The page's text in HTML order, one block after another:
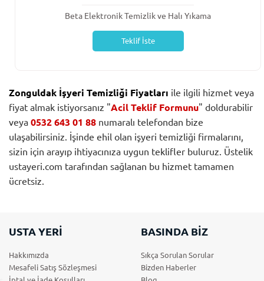
Beta Elektronik Temizlik ve Halı Yıkama
Teklif İste
Zonguldak İşyeri Temizliği Fiyatları ile ilgili hizmet veya
fiyat almak istiyorsanız "Acil Teklif Formunu" doldurabilir
veya 0532 643 01 88 numaralı telefondan bize
ulaşabilirsiniz. İşinde ehil olan işyeri temizliği firmalarını,
sizin için arayıp ihtiyacınıza uygun teklifler buluruz. Üstelik
ustayeri.com tarafından sağlanan bu hizmet tamamen
ücretsiz.
USTA YERİ
Hakkımızda
Mesafeli Satış Sözleşmesi
BASINDA BİZ
Sıkça Sorulan Sorular
Bizden Haberler